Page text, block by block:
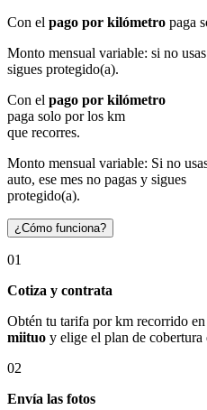
Con el pago por kilómetro paga
Monto mensual variable: si no
sigues protegido(a).
Con el pago por kilómetro
paga solo por los km
que recorres.
Monto mensual variable: Si no
auto, ese mes no pagas y sigues
protegido(a).
¿Cómo funciona?
01
Cotiza y contrata
Obtén tu tarifa por km recorrido
miituo y elige el plan de cobertura
02
Envía las fotos